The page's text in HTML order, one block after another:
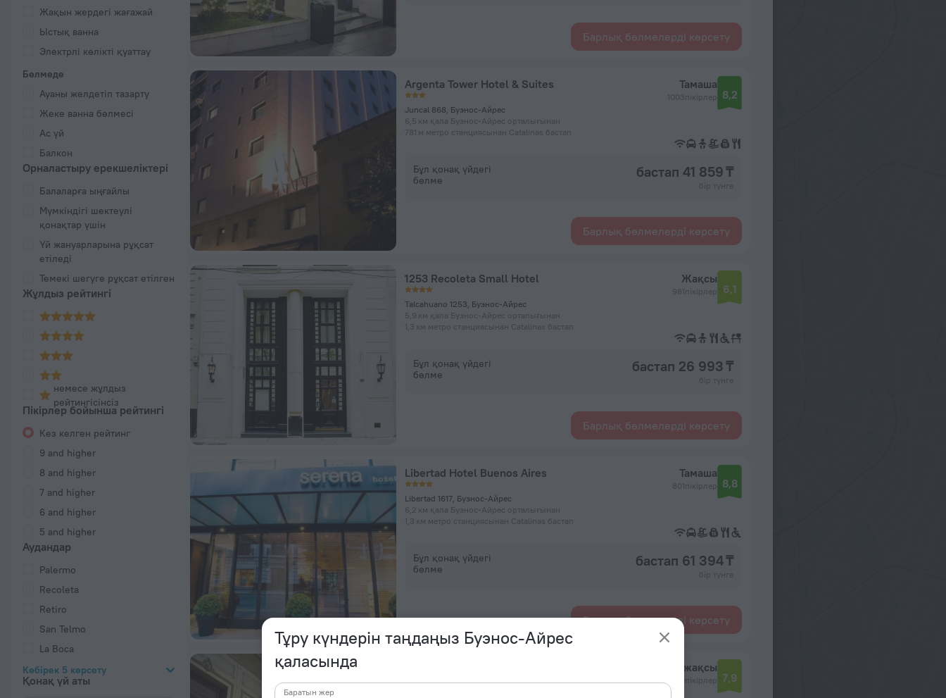
Тұру күндерін таңдаңыз Буэнос-Айрес
қаласында
Баратын жер
Жақын жердегі жағажай
Ыстық ванна
Электрлі көлікті қуаттау
Бөлмеде
Ауаны желдетіп тазарту
Жеке ванна бөлмесі
Ас үй
Балкон
Орналастыру ерекшеліктері
Балаларға ыңғайлы
Мүмкіндігі шектеулі
қонақтар үшін
Үй жануарларына рұқсат
етіледі
Темекі шегуге рұқсат етілген
Жұлдыз рейтингі
немесе жұлдыз
рейтингісінсіз
Пікірлер бойынша рейтингі
Кез келген рейтинг
9 and higher
8 and higher
7 and higher
6 and higher
5 and higher
Аудандар
Palermo
Recoleta
Retiro
San Telmo
La Boca
Көбірек 5 көрсету
Қонақ үй аты
Барлық бөлмелерді көрсету
Argenta Tower Hotel & Suites
Juncal 868, Буэнос-Айрес
6,5 км қала Буэнос-Айрес орталығынан
781 м метро станциясынан Catalinas бастап
Тамаша
1003пікірлер 8,2
Бұл қонақ үйдегі
бөлме
бастап 41 859 ₸
Барлық бөлмелерді көрсету
1253 Recoleta Small Hotel
Talcahuano 1253, Буэнос-Айрес
5,9 км қала Буэнос-Айрес орталығынан
1,3 км метро станциясынан Catalinas бастап
Жақсы
981пікірлер 6,1
Бұл қонақ үйдегі
бөлме
бастап 26 993 ₸
Барлық бөлмелерді көрсету
Libertad Hotel Buenos Aires
Libertad 1617, Буэнос-Айрес
6,2 км қала Буэнос-Айрес орталығынан
1,3 км метро станциясынан Catalinas бастап
Тамаша
801пікірлер 8,8
Бұл қонақ үйдегі
бөлме
бастап 61 394 ₸
Барлық бөлмелерді көрсету
Өте жақсы
890пікірлер 7,9